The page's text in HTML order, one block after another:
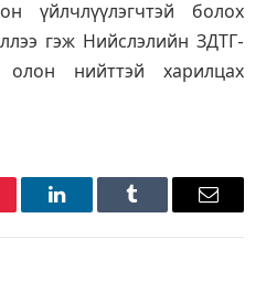
үйлчлүүлэгчтэй болох
гэж Нийслэлийн ЗДТГ-
нийттэй харилцах
LinkedInTumblr Имэйл